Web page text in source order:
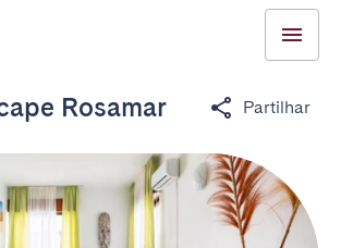
Rosamar Partilhar